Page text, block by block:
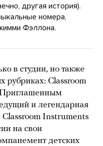
другая история).
номера,
Фэллона.
в студии, но также
рубриках: Classroom
Приглашенным
и легендарная
Instruments
на свои
детских